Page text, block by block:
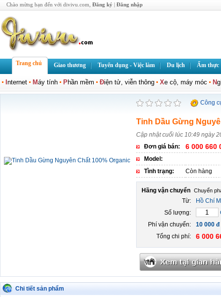
Chào mừng bạn đến với divivu.com, Đăng ký | Đăng nhập
Trang chủ Giao thương Tuyển dụng - Việc làm Du lịch Ẩm thực
nternet Máy tính Phần mềm Điện tử, viễn thông Xe cộ, máy móc N
Công
Tinh Dầu Gừng
Cập nhật cuối lúc 10:49 ngày
Đơn giá bán:
6 000 660
Model:
Tình trạng:
Còn hàng
Hãng vận chuyển
Từ:
Hồ Chí
Số lượng:
Phí vận chuyển:
10 000 đ
Tổng chi phí:
6 000
Chi tiết sản phẩm